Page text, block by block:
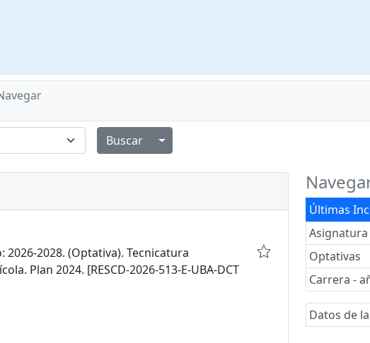
Alternar menú desplegable
Últimas
Asignatura
Optativas
Carrera -
Datos de
2026-2028. (Optativa). Tecnicatura
Plan 2024. [RESCD-2026-513-E-UBA-DCT